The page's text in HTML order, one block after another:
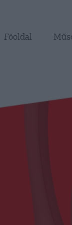
Főoldal